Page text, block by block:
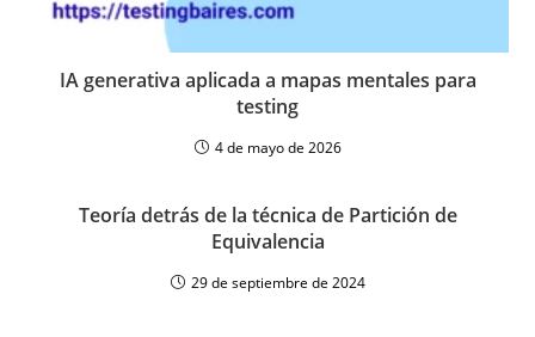
IA generativa aplicada a mapas mentales para
testing
4 de mayo de 2026
Teoría detrás de la técnica de Partición de
Equivalencia
29 de septiembre de 2024